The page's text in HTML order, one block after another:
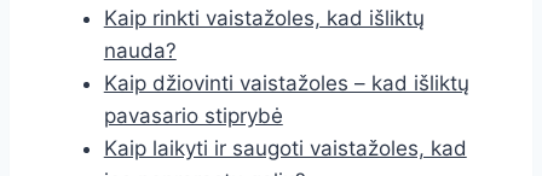
Kaip rinkti vaistažoles, kad išliktų
nauda?
Kaip džiovinti vaistažoles – kad išliktų
pavasario stiprybė
Kaip laikyti ir saugoti vaistažoles, kad